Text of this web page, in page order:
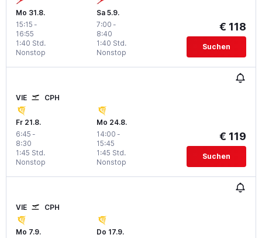
Mo 31.8.
15:15 -
16:55
Nonstop
1:40 Std.
Sa 5.9.
7:00 -
8:40
Nonstop
1:40 Std.
€ 118
Suchen
VIE CPH
Fr 21.8.
6:45 -
8:30
Nonstop
1:45 Std.
Mo 24.8.
14:00 -
15:45
Nonstop
1:45 Std.
€ 119
Suchen
VIE CPH
Mo 7.9.
Do 17.9.